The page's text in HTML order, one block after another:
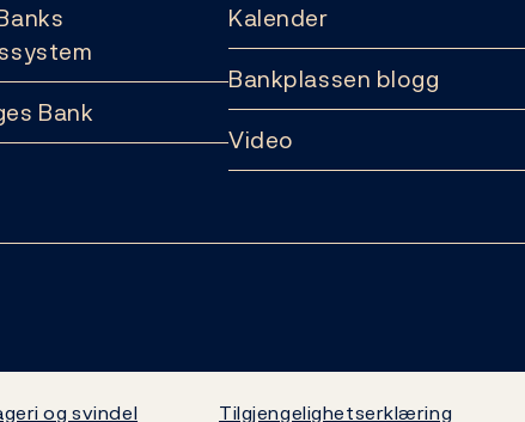
Bank
Kalender
Bankplassen blogg
Video
og svindel Tilgjengelighetserklæring